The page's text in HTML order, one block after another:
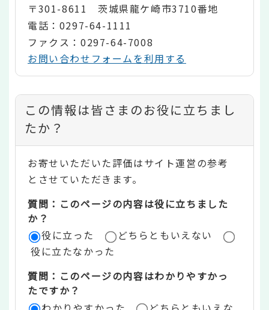
〒301-8611 茨城県龍ケ崎市3710番地
電話：0297-64-1111
ファクス：0297-64-7008
お問い合わせフォームを利用する
コ
ン
テ
ン
ツ
評
価
リ
ア
この情報は皆さまのお役に立ちまし
たか？
お寄せいただいた評価はサイト運営の参考
とさせていただきます。
質問：このページの内容は役に立ちました
か？
役に立った
どちらともいえない
役に立たなかった
質問：このページの内容はわかりやすかっ
たですか？